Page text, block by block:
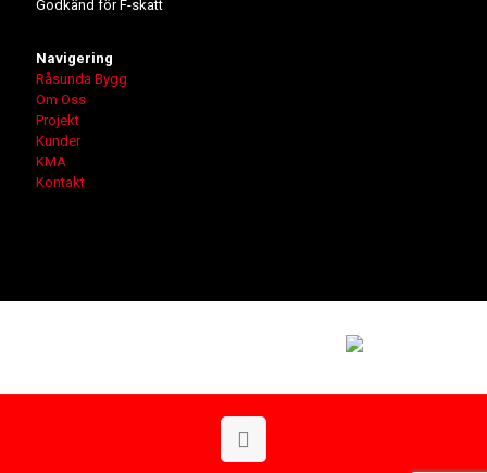
Godkänd för F-skatt
Navigering
Råsunda Bygg
Om Oss
Projekt
Kunder
KMA
Kontakt